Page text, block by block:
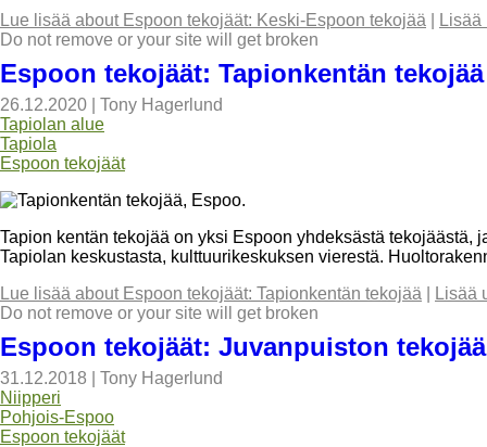
Lue lisää about Espoon tekojäät: Keski-Espoon tekojää
Lisää
Do not remove or your site will get broken
Espoon tekojäät: Tapionkentän tekojää
26.12.2020
Tony Hagerlund
Tapiolan alue
Tapiola
Espoon tekojäät
Tapion kentän tekojää on yksi Espoon yhdeksästä
Tapiolan keskustasta, kulttuurikeskuksen vierestä.
Lue lisää about Espoon tekojäät: Tapionkentän tekojää
Lisää
Do not remove or your site will get broken
Espoon tekojäät: Juvanpuiston
31.12.2018
Tony Hagerlund
Niipperi
Pohjois-Espoo
Espoon tekojäät